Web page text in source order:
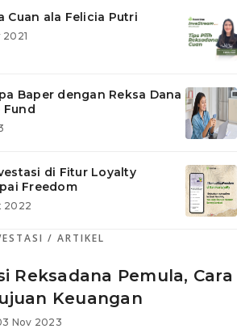
Cuan ala Felicia Putri
2021
Baper dengan Reksa Dana
Fund
di Fitur Loyalty
Freedom
2022
/ ARTIKEL
Reksadana Pemula, Cara
Keuangan
Nov 2023